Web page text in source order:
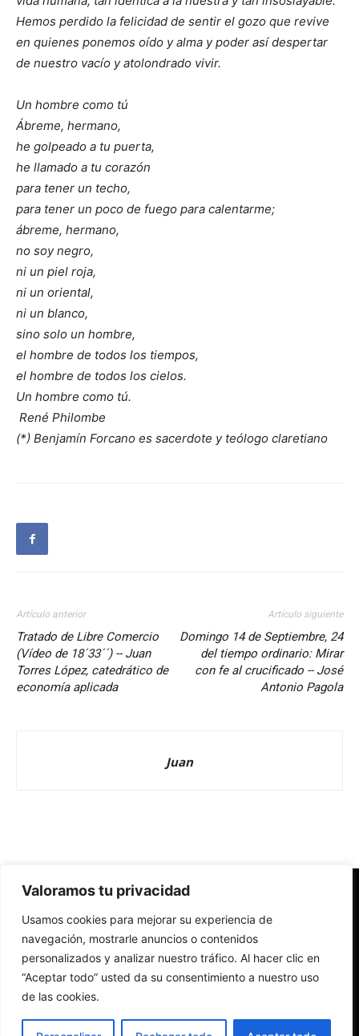
Valoramos tu privacidad
Usamos cookies para mejorar su experiencia de
navegación, mostrarle anuncios o contenidos
personalizados y analizar nuestro tráfico. Al hacer clic en
“Aceptar todo” usted da su consentimiento a nuestro uso
de las cookies.
Hemos perdido la felicidad de sentir el gozo que revive
en quienes ponemos oído y alma y poder así despertar
de nuestro vacío y atolondrado vivir.
Un hombre como tú
Ábreme, hermano,
he golpeado a tu puerta,
he llamado a tu corazón
para tener un techo,
para tener un poco de fuego para calentarme;
ábreme, hermano,
no soy negro,
ni un piel roja,
ni un oriental,
ni un blanco,
sino solo un hombre,
el hombre de todos los tiempos,
el hombre de todos los cielos.
Un hombre como tú.
René Philombe
(*) Benjamín Forcano es sacerdote y teólogo claretiano
Artículo anterior
Tratado de Libre Comercio
(Vídeo de 18´33´´) -- Juan
Torres López, catedrático de
economía aplicada
Artículo siguiente
Domingo 14 de Septiembre, 24
del tiempo ordinario: Mirar
con fe al crucificado -- José
Antonio Pagola
Juan
Redes Cristianas
Una mirada alternativa sobre la Iglesia católica y la sociedad
- Colectivos de Redes Cristianas